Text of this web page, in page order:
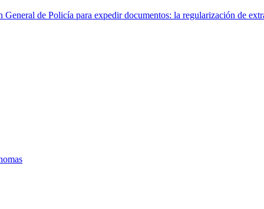
de Policía para expedir documentos: la regularización de